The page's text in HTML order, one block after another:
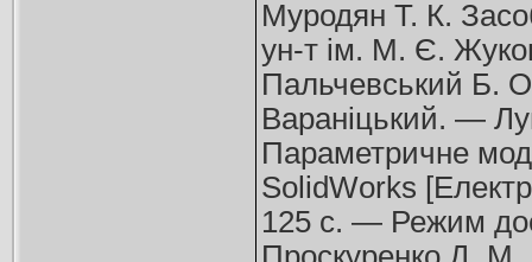
Муродян Т. К.
ун-т ім. М. Є.
Пальчевський Б.
Вараніцький. —
Параметричне
SolidWorks
125 с. — Режим